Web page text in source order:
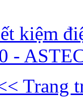
kiệm
-
Trang